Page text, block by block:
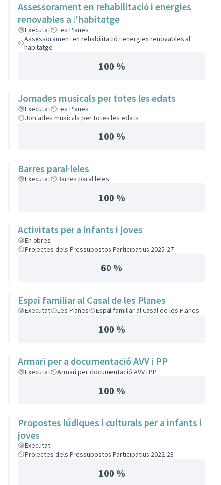
Assessorament en rehabilitació i energies
renovables a l'habitatge
Executat
Les Planes
Assessorament en rehabilitació i energies renovables al
habitatge
100 %
Jornades musicals per totes les edats
Executat
Les Planes
Jornades musicals per totes les edats
100 %
Barres paral·leles
Executat Barres paral·leles
100 %
Activitats per a infants i joves
En obres
Projectes dels Pressupostos Participatius 2025-27
60 %
Espai familiar al Casal de les Planes
Executat Les Planes Espai familiar al Casal de les Planes
100 %
Armari per a documentació AVV i PP
Executat Armari per documentació AVV i PP
100 %
Propostes lúdiques i culturals per a infants i
joves
Executat
Projectes dels Pressupostos Participatius 2022-23
100 %